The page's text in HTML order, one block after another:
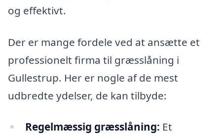
og effektivt.
Der er mange fordele ved at ansætte et
professionelt firma til græsslåning i
Gullestrup. Her er nogle af de mest
udbredte ydelser, de kan tilbyde:
Regelmæssig græsslåning: Et